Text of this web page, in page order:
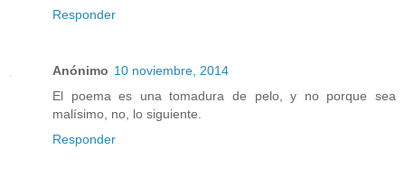
Responder
Anónimo 10 noviembre, 2014
El poema es una tomadura de pelo, y no porque sea
malísimo, no, lo siguiente.
Responder